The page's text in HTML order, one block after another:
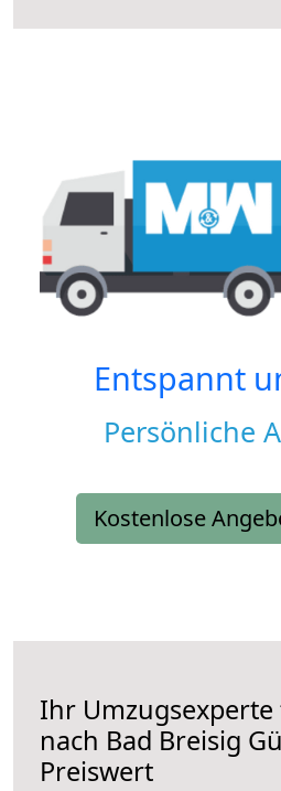
Entspannt
Persönliche
Kostenlose
Ihr
nach Bad Breisig
Preiswert